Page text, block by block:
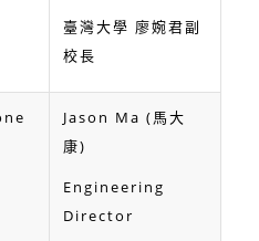
臺灣大學 廖婉君副
校長
Jason Ma (馬大
康)
Engineering
Director